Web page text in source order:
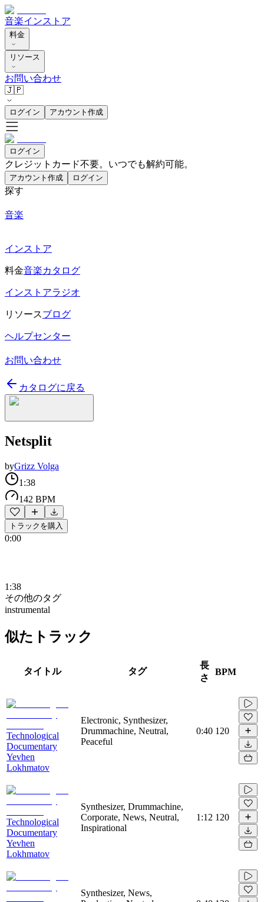
音楽インストア
料金
リソース
お問い合わせ
🇯🇵
ログイン アカウント作成
ログイン
クレジットカード不要。いつでも解約可能。
アカウント作成 ログイン
探す
音楽
インストア
料金音楽カタログ
インストアラジオ
リソースブログ
ヘルプセンター
お問い合わせ
カタログに戻る
Netsplit
byGrizz Volga
1:38
142 BPM
トラックを購入
0:00
1:38
その他のタグ
instrumental
似たトラック
タイトル タグ
長
さ
BPM
Technological
Documentary
Yevhen
Lokhmatov
Electronic, Synthesizer,
Drummachine, Neutral,
Peaceful
0:40 120
Technological
Documentary
Yevhen
Lokhmatov
Synthesizer, Drummachine,
Corporate, News, Neutral,
Inspirational
1:12 120
Synthesizer, News,